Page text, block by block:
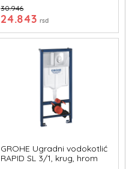
30.946
24.843 rsd
GROHE Ugradni vodokotlić
RAPID SL 3/1, krug, hrom